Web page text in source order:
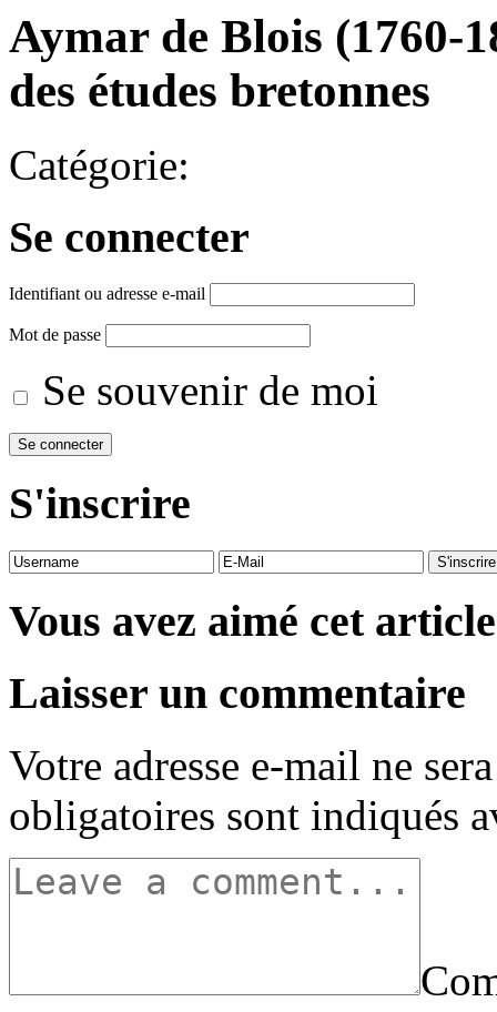
Aymar de Blois (1760-
des études bretonnes
Catégorie:
Se connecter
Identifiant ou adresse e-mail
Mot de passe
Se souvenir de moi
S'inscrire
Vous avez aimé cet
Laisser un commentaire
Votre adresse e-mail ne
obligatoires sont indiqués